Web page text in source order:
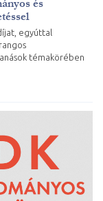
és
egyúttal
témakörében